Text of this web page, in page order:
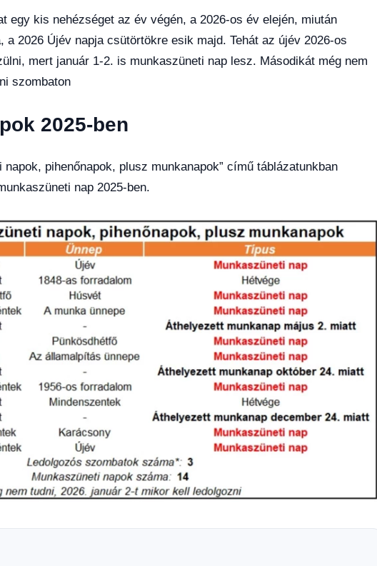
egy kis nehézséget az év végén, a 2026-os év elején, miután
a 2026 Újév napja csütörtökre esik majd. Tehát az újév 2026-os
mert január 1-2. is munkaszüneti nap lesz. Másodikát még nem
szombaton
2025-ben
pihenőnapok, plusz munkanapok” című táblázatunkban
nap 2025-ben.